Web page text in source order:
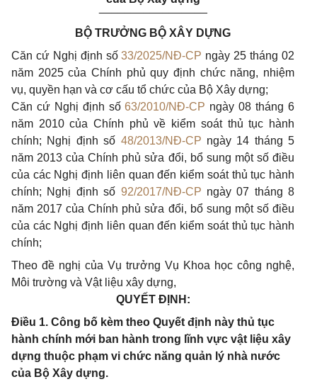
_________________
BỘ TRƯỞNG BỘ XÂY DỰNG
Căn cứ Nghị định số33/2025/NĐ-CP ngày 25 tháng 02
năm 2025 của Chính phủ quy định chức năng, nhiệm
vụ, quyền hạn và cơ cấu tổ chức của Bộ Xây dựng;
Căn cứ Nghị định số63/2010/NĐ-CP ngày 08 tháng 6
năm 2010 của Chính phủ về kiểm soát thủ tục hành
chính; Nghị định số 48/2013/NĐ-CP ngày 14 tháng 5
năm 2013 của Chính phủ sửa đổi, bổ sung một số điều
của các Nghị định liên quan đến kiểm soát thủ tục hành
chính; Nghị định số 92/2017/NĐ-CP ngày 07 tháng 8
năm 2017 của Chính phủ sửa đổi, bổ sung một số điều
của các Nghị định liên quan đến kiểm soát thủ tục hành
chính;
Theo đề nghị của Vụ trưởng Vụ Khoa học công nghệ,
Môi trường và Vật liệu xây dựng,
QUYẾT ĐỊNH:
Điều 1. Công bố kèm theo Quyết định này thủ tục
hành chính mới ban hành trong lĩnh vực vật liệu xây
dựng thuộc phạm vi chức năng quản lý nhà nước
của Bộ Xây dựng.